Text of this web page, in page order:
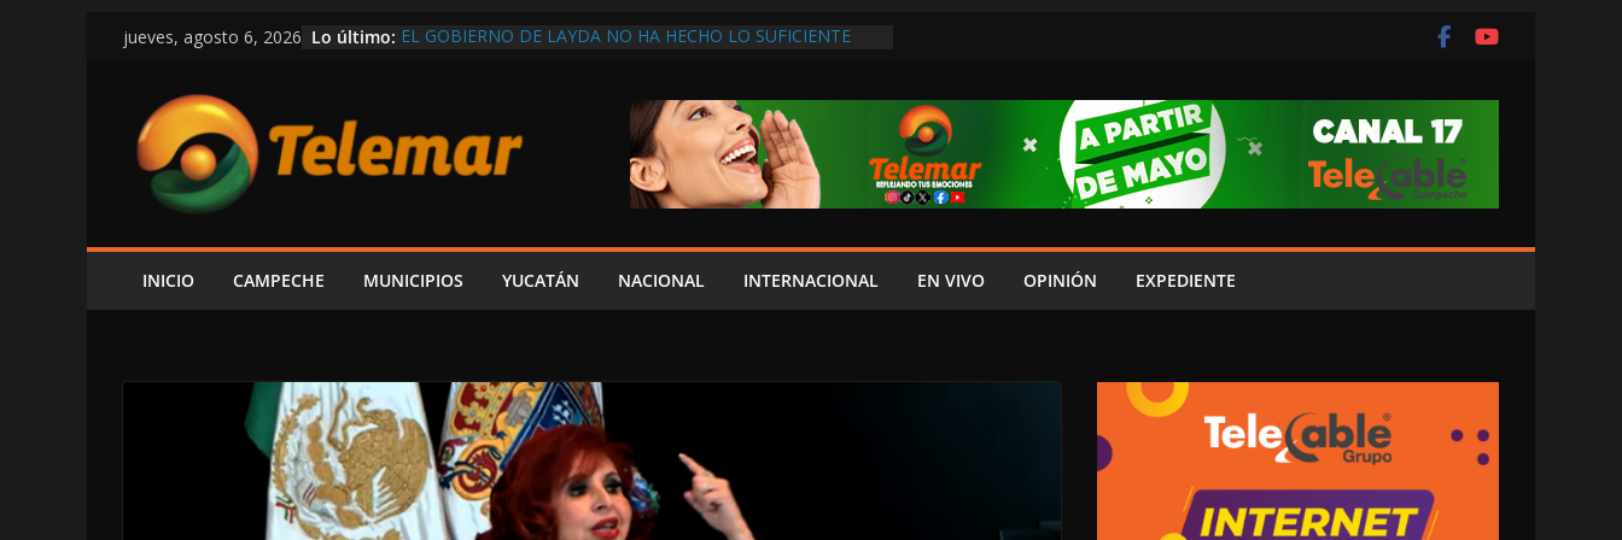
Saltar
contenido
jueves, agosto 6, 2026 Lo último: EL GOBIERNO DE LAYDA NO HA HECHO LO SUFICIENTE
VEDA DE CAMARÓN Y ROBOLO GOLPEA A PESCADORES
RIBEREÑOS; INGRESOS FAMILIARES SE REDUCEN
EXGOBERNADOR ÁNGEL “N” FUE DETENIDO POR
ORDENAR LA DESTRUCCIÓN DE EVIDENCIAS PARA
FGR
¡SE ESTÁ SALIENDO DAE CONTROL! REPORTAN
INICIO CAMPECHE MUNICIPIOS YUCATÁN NACIONAL INTERNACIONAL EN VIVO OPINIÓN EXPEDIENTE